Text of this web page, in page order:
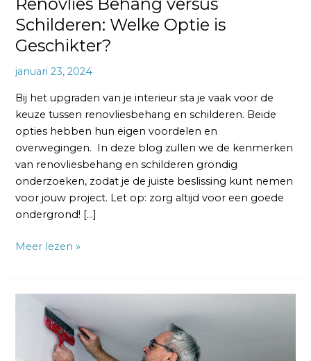
Renovlies Behang versus
Schilderen: Welke Optie is
Geschikter?
januari 23, 2024
Bij het upgraden van je interieur sta je vaak voor de
keuze tussen renovliesbehang en schilderen. Beide
opties hebben hun eigen voordelen en
overwegingen. In deze blog zullen we de kenmerken
van renovliesbehang en schilderen grondig
onderzoeken, zodat je de juiste beslissing kunt nemen
voor jouw project. Let op: zorg altijd voor een goede
ondergrond! […]
Meer lezen »
Nadelen